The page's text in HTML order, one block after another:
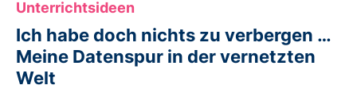
Materialien
Glossar
Unterrichtsideen
Ich habe doch nichts zu verbergen …
Meine Datenspur in der vernetzten
Welt